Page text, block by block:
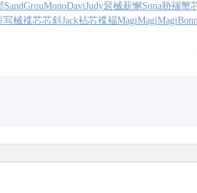
SandGrouMonoDaviJudy袞械薪懈Sona胁褍蟹
写械褋芯芯斜Jack袩芯褋褔MagiMagiMagi